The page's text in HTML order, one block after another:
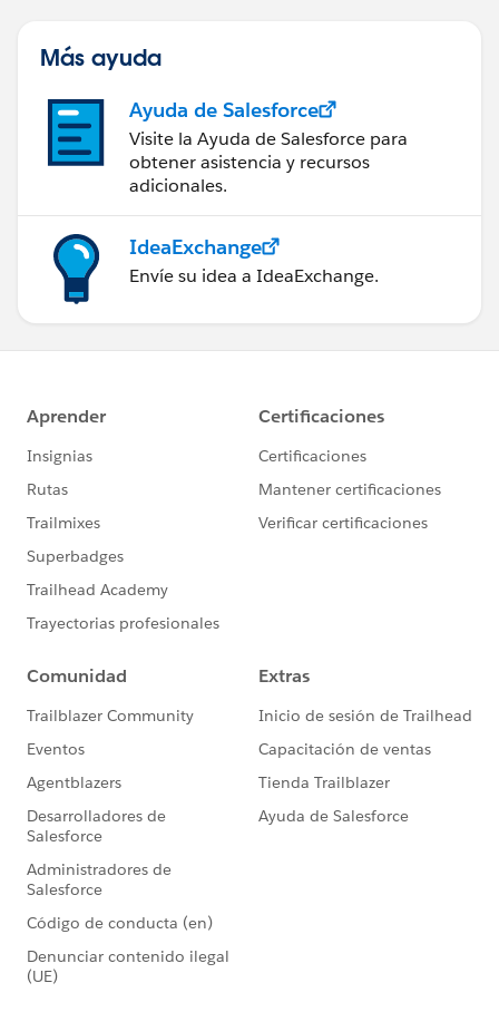
Más ayuda
Ayuda de Salesforce
Visite la Ayuda de Salesforce para
obtener asistencia y recursos
adicionales.
IdeaExchange
Envíe su idea a IdeaExchange.